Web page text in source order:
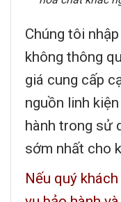
Chúng tôi
không thông
giá cung cấp
nguồn linh
hành trong sử
sớm nhất cho
Nếu quý